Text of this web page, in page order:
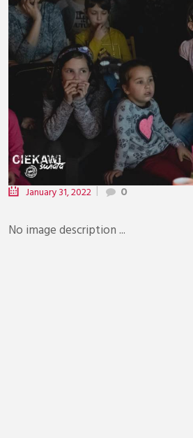
January 31, 2022 0
No image description ...